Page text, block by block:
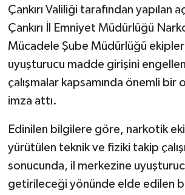
Çankırı Valiliği tarafından yapılan
Çankırı İl Emniyet Müdürlüğü
Mücadele Şube Müdürlüğü
uyuşturucu madde girişini
çalışmalar kapsamında önemli bir
imza attı.
Edinilen bilgilere göre, narkotik
yürütülen teknik ve fiziki takip
sonucunda, il merkezine
getirileceği yönünde elde edilen